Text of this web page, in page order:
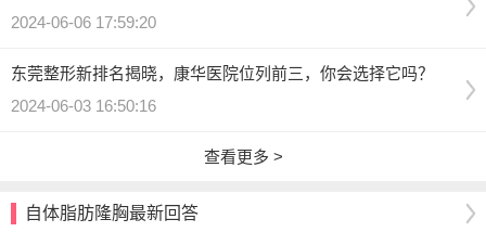
2024-06-06 17:59:20
东莞整形新排名揭晓，康华医院位列前三，你会选择它吗？
2024-06-03 16:50:16
查看更多 >
自体脂肪隆胸最新回答